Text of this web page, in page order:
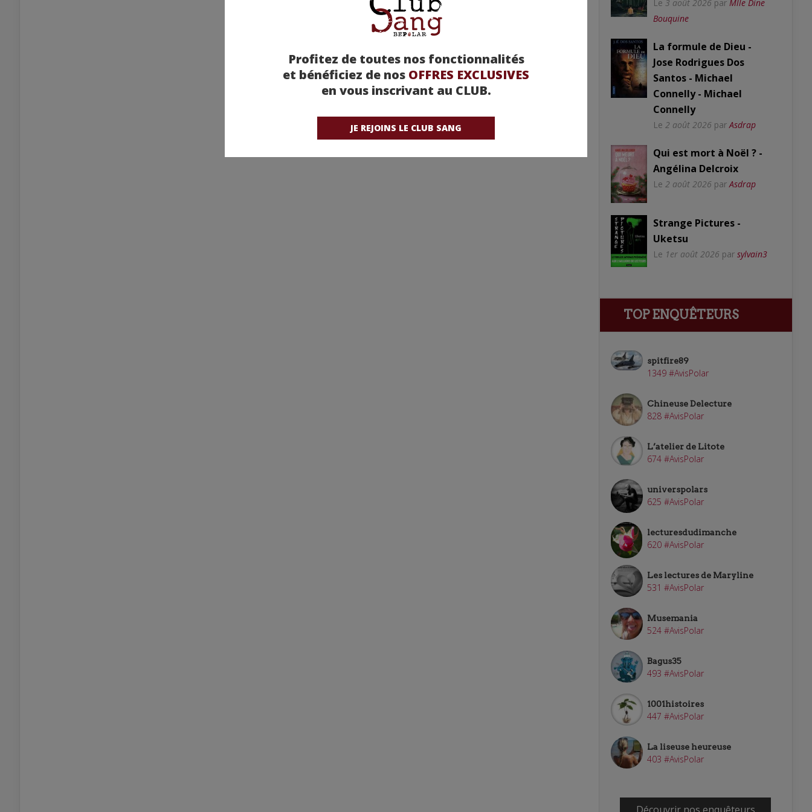
Profitez de toutes nos fonctionnalités
et bénéficiez de nos OFFRES EXCLUSIVES
en vous inscrivant au CLUB.
JE REJOINS LE CLUB SANG
Le 3 août 2026 par Mlle Dine
Bouquine
La formule de Dieu -
Jose Rodrigues Dos
Santos - Michael
Connelly - Michael
Connelly
Le 2 août 2026 par Asdrap
Qui est mort à Noël ? -
Angélina Delcroix
Le 2 août 2026 par Asdrap
Strange Pictures -
Uketsu
Le 1er août 2026 par sylvain3
TOP ENQUÊTEURS
spitfire89
1349 #AvisPolar
Chineuse Delecture
828 #AvisPolar
L’atelier de Litote
674 #AvisPolar
universpolars
625 #AvisPolar
lecturesdudimanche
620 #AvisPolar
Les lectures de Maryline
531 #AvisPolar
Musemania
524 #AvisPolar
Bagus35
493 #AvisPolar
1001histoires
447 #AvisPolar
La liseuse heureuse
403 #AvisPolar